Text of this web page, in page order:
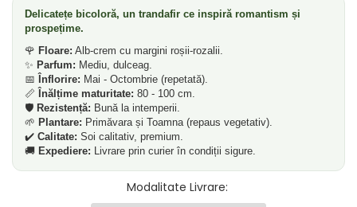
Delicatețe bicoloră, un trandafir ce inspiră romantism și
prospețime.
🌹 Floare: Alb-crem cu margini roșii-rozalii.
✨ Parfum: Mediu, dulceag.
📅
Înflorire: Mai - Octombrie (repetată).
📏 Înălțime maturitate: 80 - 100 cm.
🛡️ Rezistență: Bună la intemperii.
🌱 Plantare: Primăvara și Toamna (repaus vegetativ).
✔️ Calitate: Soi calitativ, premium.
🚚 Expediere: Livrare prin curier în condiții sigure.
Modalitate Livrare: